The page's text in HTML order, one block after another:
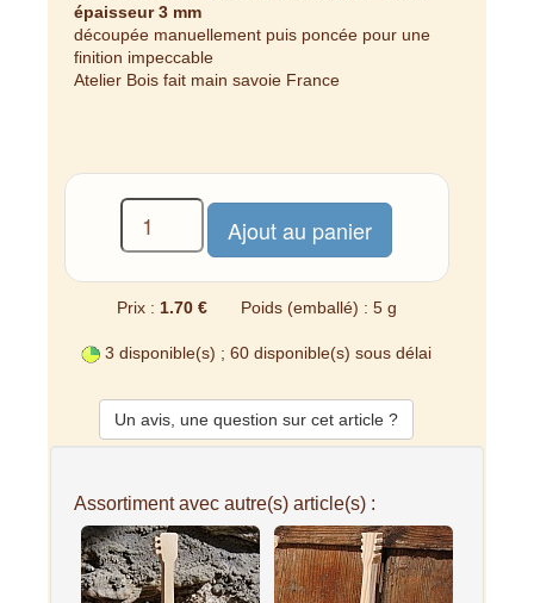
épaisseur 3 mm
découpée manuellement puis poncée pour une
finition impeccable
Atelier Bois fait main savoie France
Prix : 1.70 € Poids (emballé) : 5 g
3 disponible(s) ; 60 disponible(s) sous délai
Un avis, une question sur cet article ?
Assortiment avec autre(s) article(s) :